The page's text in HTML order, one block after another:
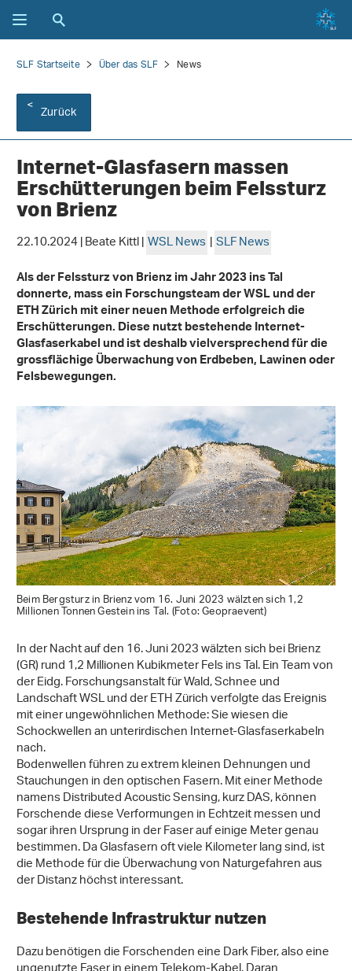
SLF Startseite Über das SLF News
Zurück
Internet-Glasfasern massen
Erschütterungen beim Felssturz
von Brienz
22.10.2024 | Beate Kittl |WSL News|SLF News
Als der Felssturz von Brienz im Jahr 2023 ins Tal
donnerte, mass ein Forschungsteam der WSL und der
ETH Zürich mit einer neuen Methode erfolgreich die
Erschütterungen. Diese nutzt bestehende Internet-
Glasfaserkabel und ist deshalb vielversprechend für die
grossflächige Überwachung von Erdbeben, Lawinen oder
Felsbewegungen.
Beim Bergsturz in Brienz vom 16. Juni 2023 wälzten sich 1,2
Millionen Tonnen Gestein ins Tal. (Foto: Geopraevent)
In der Nacht auf den 16. Juni 2023 wälzten sich bei Brienz
(GR) rund 1,2 Millionen Kubikmeter Fels ins Tal. Ein Team von
der Eidg. Forschungsanstalt für Wald, Schnee und
Landschaft WSL und der ETH Zürich verfolgte das Ereignis
mit einer ungewöhnlichen Methode: Sie wiesen die
Schockwellen an unterirdischen Internet-Glasfaserkabeln
nach.
Bodenwellen führen zu extrem kleinen Dehnungen und
Stauchungen in den optischen Fasern. Mit einer Methode
namens Distributed Acoustic Sensing, kurz DAS, können
Forschende diese Verformungen in Echtzeit messen und
sogar ihren Ursprung in der Faser auf einige Meter genau
bestimmen. Da Glasfasern oft viele Kilometer lang sind, ist
die Methode für die Überwachung von Naturgefahren aus
der Distanz höchst interessant.
Bestehende Infrastruktur nutzen
Dazu benötigen die Forschenden eine Dark Fiber, also eine